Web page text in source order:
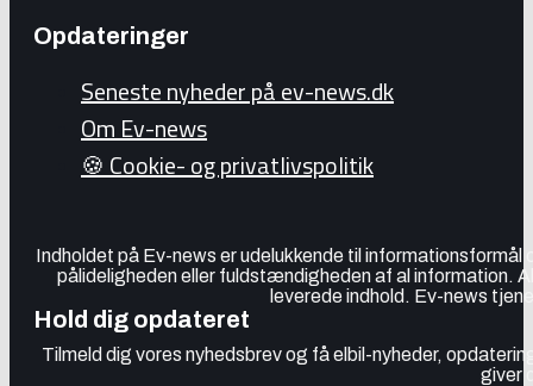
Opdateringer
Seneste nyheder på ev-news.dk
Om Ev-news
🍪 Cookie- og privatlivspolitik
Indholdet på Ev-news er udelukkende til
pålideligheden eller fuldstændigheden af al information.
leverede indhold. Ev-news
Hold dig opdateret
Tilmeld dig vores nyhedsbrev og få elbil-nyheder,
giver